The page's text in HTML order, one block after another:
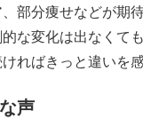
部分痩せなどが期
な変化は出なくて
ればきっと違いを
声